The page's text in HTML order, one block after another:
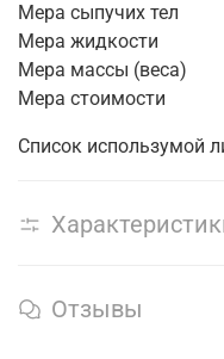
Мера сыпучих тел
Мера жидкости
Мера массы (веса)
Мера стоимости
Список использумой
Отзывы